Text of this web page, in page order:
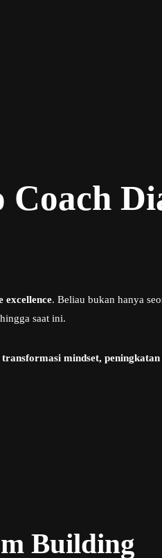
excellence. Beliau bukan hanya
saat ini.
transformasi mindset,
Building